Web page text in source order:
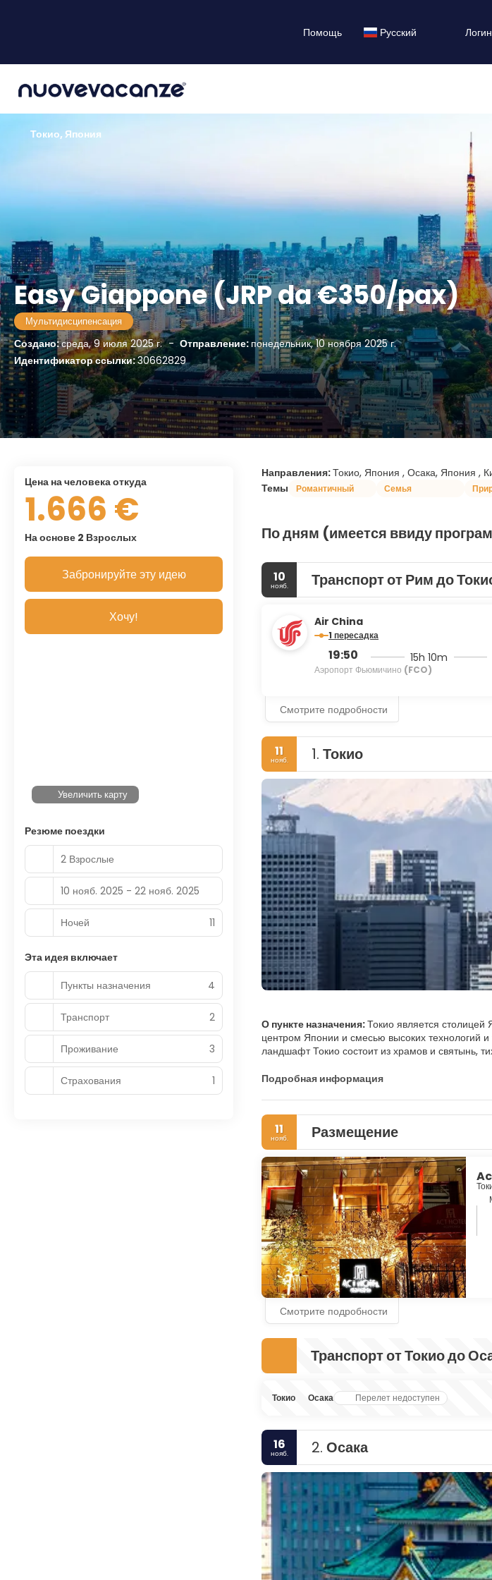
Помощь Русский Логин
Easy Giappone (JRP da €350/pax)
Мультидисципенсация
Создано:среда, 9 июля 2025 г. - Отправление: понедельник, 10 ноября 2025 г.
Идентификатор ссылки:30662829
Токио, Япония
Направления:Токио, Япония , Осака, Япония ,
Темы
Романтичный Семья
По дням (имеется ввиду
10
нояб. Транспорт от Рим до
Air China
1 пересадка
19:50
Аэропорт Фьюмичино (FCO)
15h 10m
Смотрите подробности
11
нояб. 1. Токио
О пункте назначения:Токио является
центром Японии и смесью высоких технологий
ландшафт Токио состоит из храмов и святынь,
правительственные здания, знаменитый
торговый пассаж Накамисэ-дори и Золотой Пу.
традиционные подарки и увидеть большой
Мэйдзи, расположенное в Сибуе. Токио -
жизнь, исторические достопримечательности,
Подробная информация
11
нояб. Размещение
Смотрите подробности
Транспорт от Токио до
Токио Осака Перелет недоступен
16
нояб. 2. Осака
цена на человека откуда
1.666 €
На основе 2 Взрослых
Забронируйте эту идею
Хочу!
Увеличить карту
Резюме поездки
2 Взрослые
10 нояб. 2025 - 22 нояб. 2025
Ночей 11
Эта идея включает
Пункты назначения
4
Транспорт 2
Проживание 3
Страхования 1